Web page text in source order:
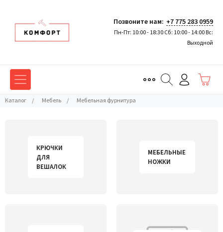
Позвоните нам: +7 775 283 0959
Пн-Пт: 10:00 - 18:30 Сб: 10:00 - 14:00 Вс:
Выходной
Каталог / Мебель / Мебельная фурнитура
КРЮЧКИ
ДЛЯ
ВЕШАЛОК
МЕБЕЛЬНЫЕ
НОЖКИ